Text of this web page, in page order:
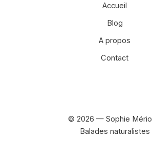
Accueil
Blog
A propos
Contact
© 2026 — Sophie
Balades naturalistes